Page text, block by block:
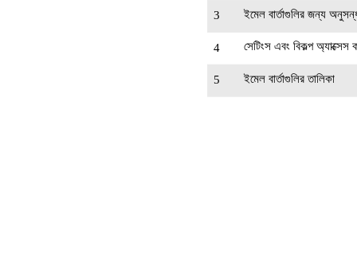
3 ইমেল বার্তাগুলির জন্য
4 সেটিংস এবং বিকল্প
5 ইমেল বার্তাগুলির তালিকা